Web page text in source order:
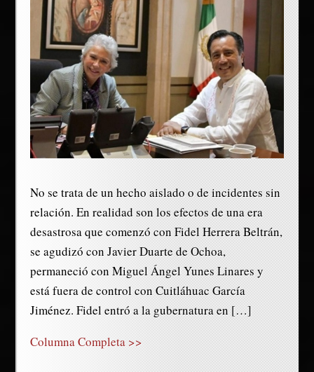
No se trata de un hecho aislado o de incidentes sin
relación. En realidad son los efectos de una era
desastrosa que comenzó con Fidel Herrera Beltrán,
se agudizó con Javier Duarte de Ochoa,
permaneció con Miguel Ángel Yunes Linares y
está fuera de control con Cuitláhuac García
Jiménez. Fidel entró a la gubernatura en […]
Columna Completa >>